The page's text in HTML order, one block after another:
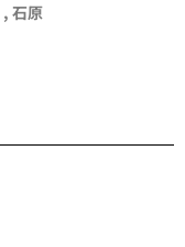
, 石原